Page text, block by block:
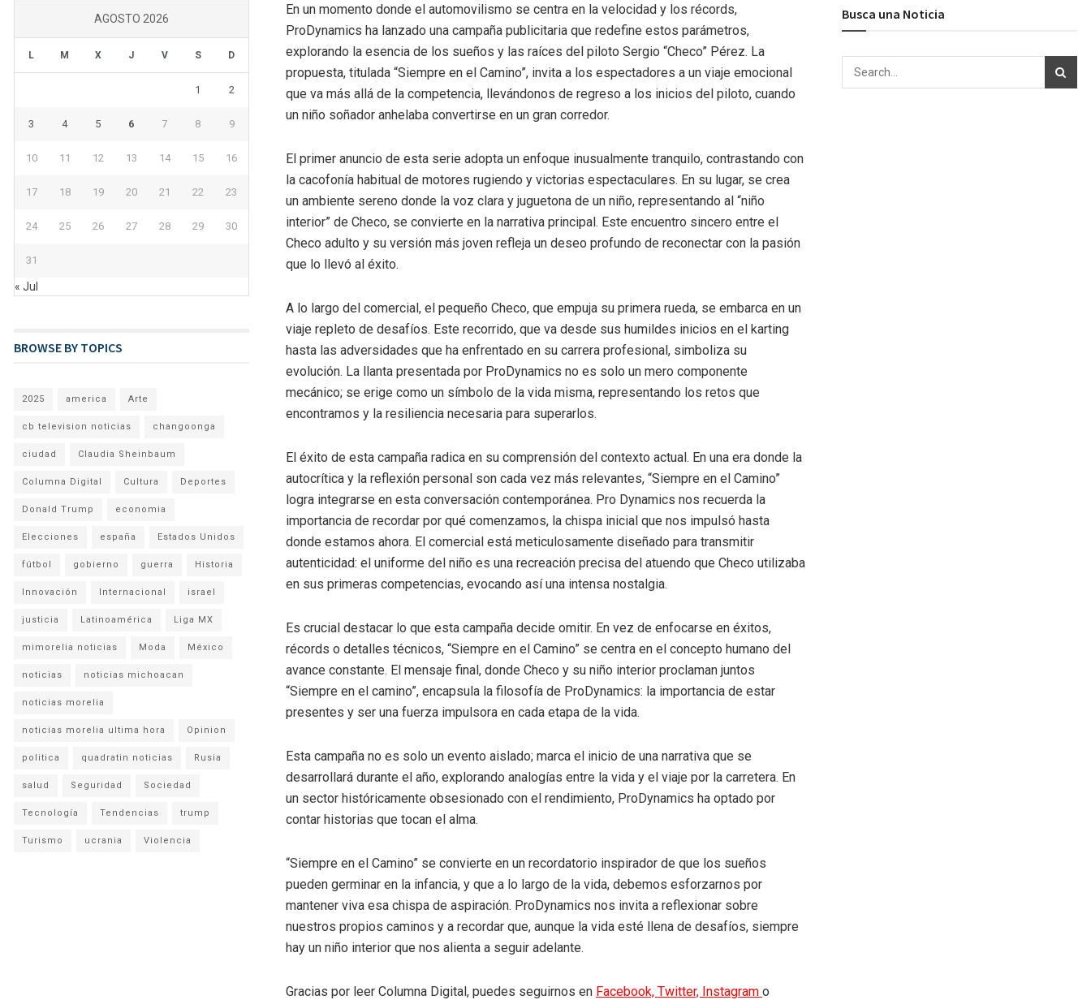
En un momento donde el automovilismo se centra en la velocidad y los récords,
ProDynamics ha lanzado una campaña publicitaria que redefine estos parámetros,
explorando la esencia de los sueños y las raíces del piloto Sergio “Checo” Pérez. La
propuesta, titulada “Siempre en el Camino”, invita a los espectadores a un viaje emocional
que va más allá de la competencia, llevándonos de regreso a los inicios del piloto, cuando
un niño soñador anhelaba convertirse en un gran corredor.
El primer anuncio de esta serie adopta un enfoque inusualmente tranquilo, contrastando con
la cacofonía habitual de motores rugiendo y victorias espectaculares. En su lugar, se crea
un ambiente sereno donde la voz clara y juguetona de un niño, representando al “niño
interior” de Checo, se convierte en la narrativa principal. Este encuentro sincero entre el
Checo adulto y su versión más joven refleja un deseo profundo de reconectar con la pasión
que lo llevó al éxito.
A lo largo del comercial, el pequeño Checo, que empuja su primera rueda, se embarca en un
viaje repleto de desafíos. Este recorrido, que va desde sus humildes inicios en el karting
hasta las adversidades que ha enfrentado en su carrera profesional, simboliza su
evolución. La llanta presentada por ProDynamics no es solo un mero componente
mecánico; se erige como un símbolo de la vida misma, representando los retos que
encontramos y la resiliencia necesaria para superarlos.
El éxito de esta campaña radica en su comprensión del contexto actual. En una era donde la
autocrítica y la reflexión personal son cada vez más relevantes, “Siempre en el Camino”
logra integrarse en esta conversación contemporánea. Pro Dynamics nos recuerda la
importancia de recordar por qué comenzamos, la chispa inicial que nos impulsó hasta
donde estamos ahora. El comercial está meticulosamente diseñado para transmitir
autenticidad: el uniforme del niño es una recreación precisa del atuendo que Checo utilizaba
en sus primeras competencias, evocando así una intensa nostalgia.
Es crucial destacar lo que esta campaña decide omitir. En vez de enfocarse en éxitos,
récords o detalles técnicos, “Siempre en el Camino” se centra en el concepto humano del
avance constante. El mensaje final, donde Checo y su niño interior proclaman juntos
“Siempre en el camino”, encapsula la filosofía de ProDynamics: la importancia de estar
presentes y ser una fuerza impulsora en cada etapa de la vida.
Esta campaña no es solo un evento aislado; marca el inicio de una narrativa que se
desarrollará durante el año, explorando analogías entre la vida y el viaje por la carretera. En
un sector históricamente obsesionado con el rendimiento, ProDynamics ha optado por
contar historias que tocan el alma.
“Siempre en el Camino” se convierte en un recordatorio inspirador de que los sueños
pueden germinar en la infancia, y que a lo largo de la vida, debemos esforzarnos por
mantener viva esa chispa de aspiración. ProDynamics nos invita a reflexionar sobre
nuestros propios caminos y a recordar que, aunque la vida esté llena de desafíos, siempre
hay un niño interior que nos alienta a seguir adelante.
Gracias por leer Columna Digital, puedes seguirnos en Facebook, Twitter, Instagram o
AGOSTO 2026
L M X J V S D
1 2
3 4 5 6 7 8 9
10 11 12 13 14 15 16
17 18 19 20 21 22 23
24 25 26 27 28 29 30
31
« Jul
BROWSE BY TOPICS
2025 america Arte
cb television noticias changoonga
ciudad Claudia Sheinbaum
Columna Digital Cultura Deportes
Donald Trump economia
Elecciones españa Estados Unidos
fútbol gobierno guerra Historia
Innovación Internacional israel
justicia Latinoamérica Liga MX
mimorelia noticias Moda México
noticias noticias michoacan
noticias morelia
noticias morelia ultima hora Opinion
politica quadratin noticias Rusia
salud Seguridad Sociedad
Tecnología Tendencias trump
Turismo ucrania Violencia
Busca una Noticia